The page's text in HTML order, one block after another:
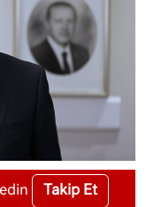
Takip Et